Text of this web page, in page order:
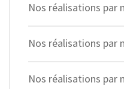
Nos réalisations par
Nos réalisations par
Nos réalisations par